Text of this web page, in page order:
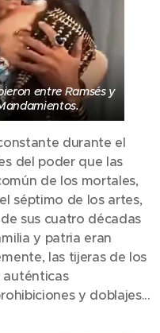
entre Ramsés y
durante el
del poder que las
de los mortales,
séptimo de los artes,
sus cuatro décadas
y patria eran
las tijeras de los
y doblajes...